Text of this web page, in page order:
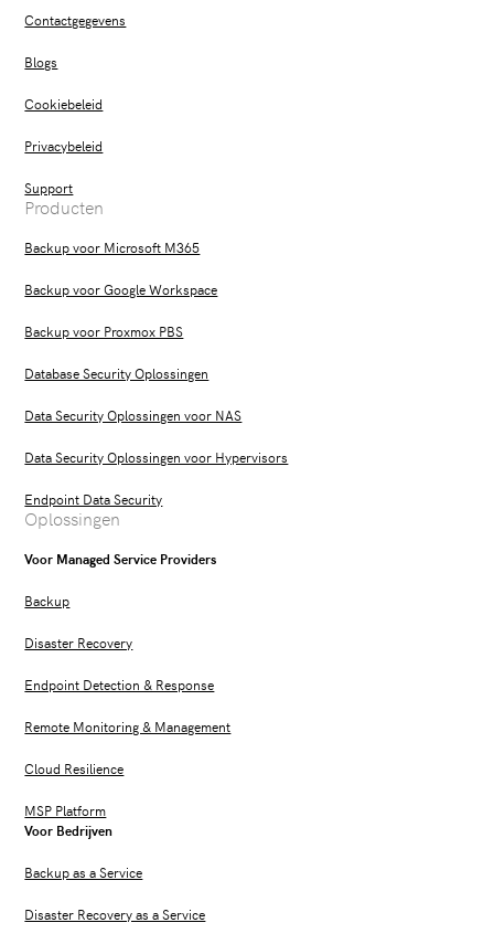
Contactgegevens
Blogs
Cookiebeleid
Privacybeleid
Support
Producten
Backup voor Microsoft M365
Backup voor Google Workspace
Backup voor Proxmox PBS
Database Security Oplossingen
Data Security Oplossingen voor NAS
Data Security Oplossingen voor Hypervisors
Endpoint Data Security
Oplossingen
Voor Managed Service Providers
Backup
Disaster Recovery
Endpoint Detection & Response
Remote Monitoring & Management
Cloud Resilience
MSP Platform
Voor Bedrijven
Backup as a Service
Disaster Recovery as a Service